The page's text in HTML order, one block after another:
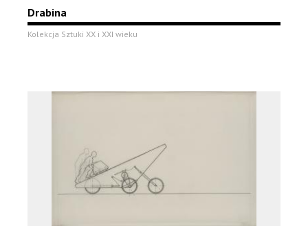
Drabina
Kolekcja Sztuki XX i XXI wieku